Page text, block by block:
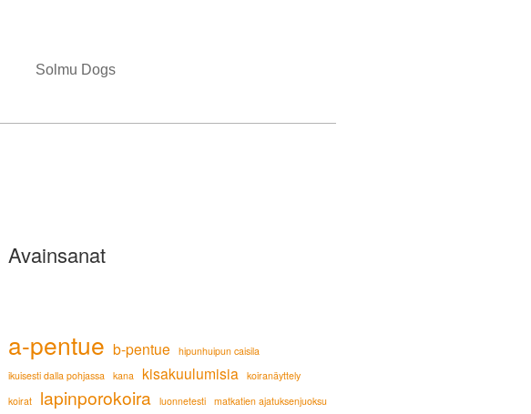
Solmu Dogs
Avainsanat
a-pentue b-pentue
hipunhuipun caisila
ikuisesti dalla pohjassa
kana kisakuulumisia
koiranäyttely
koirat
lapinporokoira luonnetesti
matkatien ajatuksenjuoksu